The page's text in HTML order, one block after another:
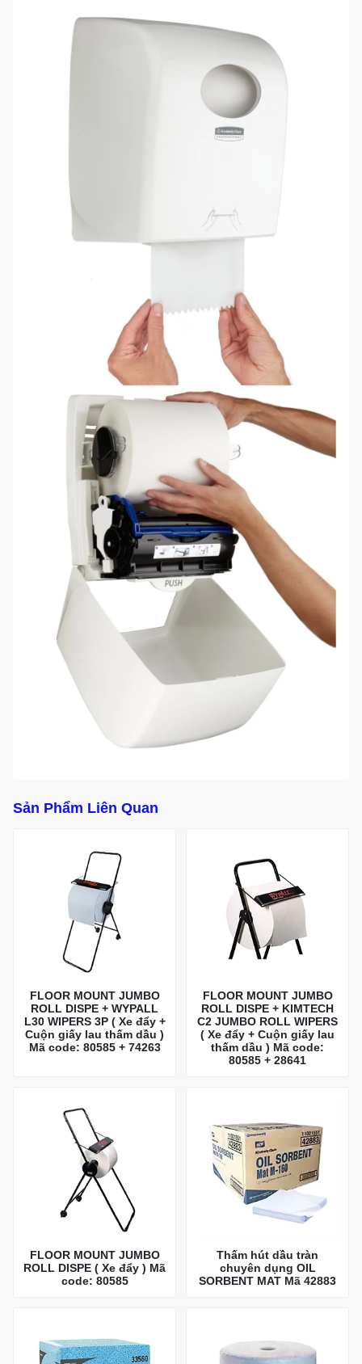
Sản Phẩm Liên Quan
FLOOR MOUNT JUMBO
ROLL DISPE + WYPALL
L30 WIPERS 3P ( Xe đẩy +
Cuộn giấy lau thấm dầu )
Mã code: 80585 + 74263
FLOOR MOUNT JUMBO
ROLL DISPE + KIMTECH
C2 JUMBO ROLL WIPERS
( Xe đẩy + Cuộn giấy lau
thấm dầu ) Mã code:
80585 + 28641
FLOOR MOUNT JUMBO
ROLL DISPE ( Xe đẩy ) Mã
code: 80585
Thấm hút dầu tràn
chuyên dụng OIL
SORBENT MAT Mã 42883